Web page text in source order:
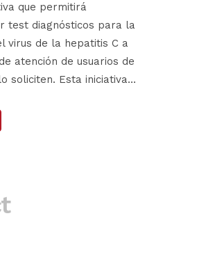
que permitirá
test diagnósticos para la
virus de la hepatitis C a
atención de usuarios de
soliciten. Esta iniciativa...